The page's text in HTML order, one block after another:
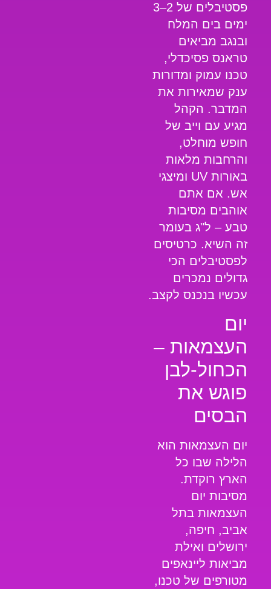
פסטיבלים של 2–3
ימים בים המלח
ובנגב מביאים
טראנס פסיכדלי,
טכנו עמוק ומדורות
ענק שמאירות את
המדבר. הקהל
מגיע עם וייב של
חופש מוחלט,
והרחבות מלאות
באורות UV ומיצגי
אש. אם אתם
אוהבים מסיבות
טבע– ל"ג בעומר
זה השיא. כרטיסים
לפסטיבלים הכי
גדולים נמכרים
עכשיו בנכנס לקצב.
יום
העצמאות –
הכחול-לבן
פוגש את
הבסים
יום העצמאות הוא
הלילה שבו כל
הארץ רוקדת.
מסיבות יום
העצמאות בתל
אביב, חיפה,
ירושלים ואילת
מביאות ליינאפים
מטורפים של טכנו,